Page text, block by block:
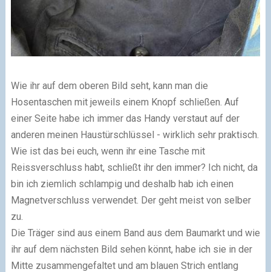
Wie ihr auf dem oberen Bild seht, kann man die
Hosentaschen mit jeweils einem Knopf schließen. Auf
einer Seite habe ich immer das Handy verstaut auf der
anderen meinen Haustürschlüssel - wirklich sehr praktisch.
Wie ist das bei euch, wenn ihr eine Tasche mit
Reissverschluss habt, schließt ihr den immer? Ich nicht, da
bin ich ziemlich schlampig und deshalb hab ich einen
Magnetverschluss verwendet. Der geht meist von selber
zu.
Die Träger sind aus einem Band aus dem Baumarkt und wie
ihr auf dem nächsten Bild sehen könnt, habe ich sie in der
Mitte zusammengefaltet und am blauen Strich entlang